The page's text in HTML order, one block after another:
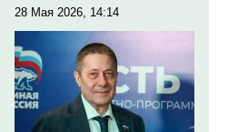
28 Мая 2026, 14:14